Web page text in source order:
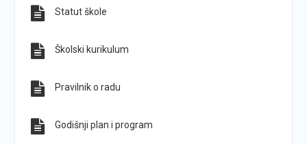
Statut škole
Školski kurikulum
Pravilnik o radu
Godišnji plan i program